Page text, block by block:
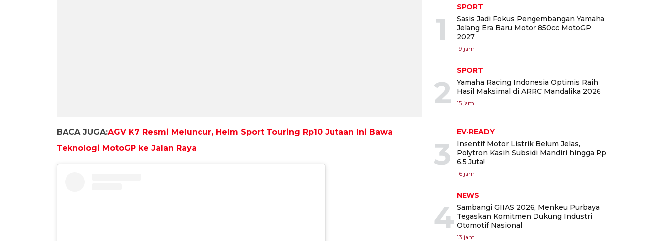
BACA JUGA:AGV K7 Resmi Meluncur, Helm Sport Touring Rp10 Jutaan Ini Bawa
Teknologi MotoGP ke Jalan Raya
1
SPORT
Sasis Jadi Fokus Pengembangan Yamaha
Jelang Era Baru Motor 850cc MotoGP
2027
19 jam
2
SPORT
Yamaha Racing Indonesia Optimis Raih
Hasil Maksimal di ARRC Mandalika 2026
15 jam
3
EV-READY
Insentif Motor Listrik Belum Jelas,
Polytron Kasih Subsidi Mandiri hingga Rp
6,5 Juta!
16 jam
4
NEWS
Sambangi GIIAS 2026, Menkeu Purbaya
Tegaskan Komitmen Dukung Industri
Otomotif Nasional
13 jam